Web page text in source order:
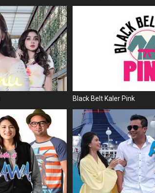
Black Belt Kaler Pink